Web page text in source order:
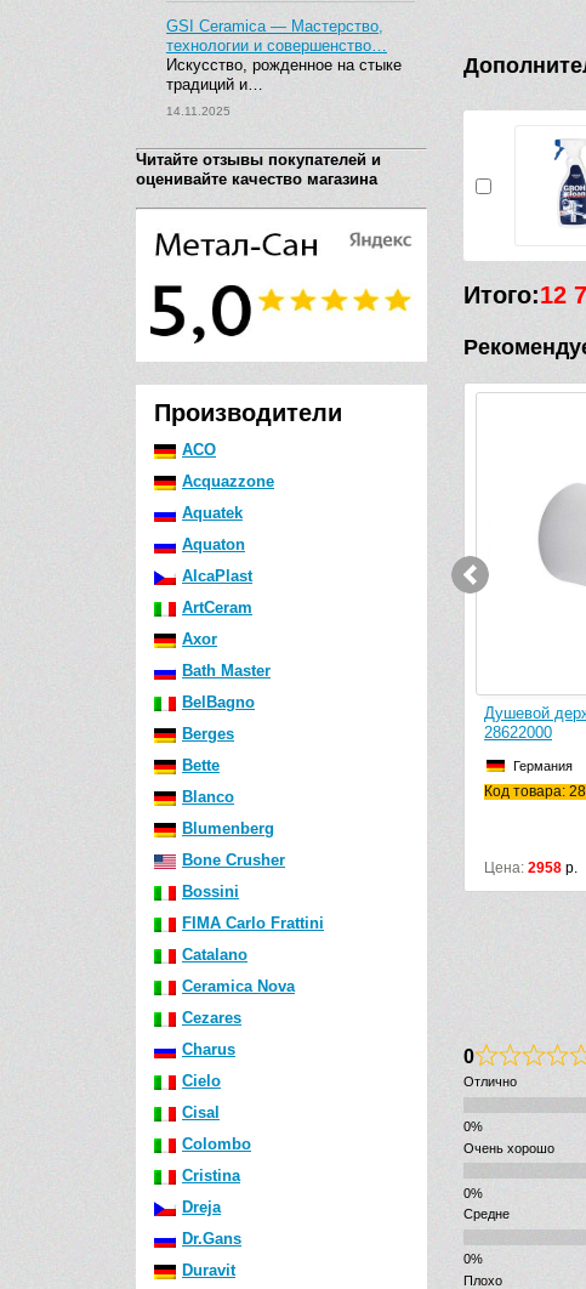
GSI Ceramica — Мастерство,
технологии и совершенство…
Искусство, рожденное на стыке
традиций и…
14.11.2025
Читайте отзывы покупателей и
оценивайте качество магазина
Производители
ACO
Acquazzone
Aquatek
Aquaton
AlcaPlast
ArtCeram
Axor
Bath Master
BelBagno
Berges
Bette
Blanco
Blumenberg
Bone Crusher
Bossini
FIMA Carlo Frattini
Catalano
Ceramica Nova
Cezares
Charus
Cielo
Cisal
Colombo
Cristina
Dreja
Dr.Gans
Duravit
Итого:12
Шланговое подсоединение Grohe
Rainshower 27076LS0 (белый)
Код товара: 27076LS0
7700 9894р.
Душевой держатель
Германия
Код товара: 28622000
р.
0
Отлично
Очень хорошо
Средне
Плохо